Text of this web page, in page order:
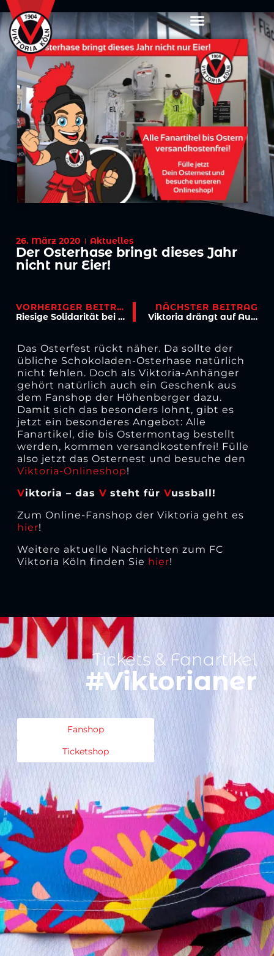
26. März 2020 Aktuelles
Der Osterhase bringt dieses Jahr
nicht nur Eier!
VORHERIGER BEITRAG
Riesige Solidarität bei Viktoria Köln
NÄCHSTER BEITRAG
Viktoria drängt auf Aufklärung
Das Osterfest rückt näher. Da sollte der
übliche Schokoladen-Osterhase natürlich
nicht fehlen. Doch als Viktoria-Anhänger
gehört natürlich auch ein Geschenk aus
dem Fanshop der Höhenberger dazu.
Damit sich das besonders lohnt, gibt es
jetzt ein besonderes Angebot: Alle
Fanartikel, die bis Ostermontag bestellt
werden, kommen versandkostenfrei! Fülle
also jetzt das Osternest und besuche den
Viktoria-Onlineshop!
Viktoria – das V steht für Vussball!
Zum Online-Fanshop der Viktoria geht es
hier!
Weitere aktuelle Nachrichten zum FC
Viktoria Köln finden Sie hier!
Tickets & Fanartikel
#Viktorianer
Fanshop
Ticketshop